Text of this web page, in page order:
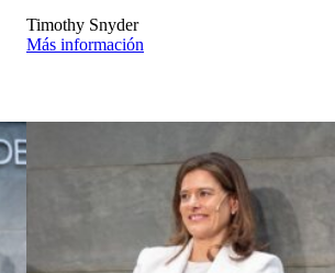
Timothy Snyder
Más información